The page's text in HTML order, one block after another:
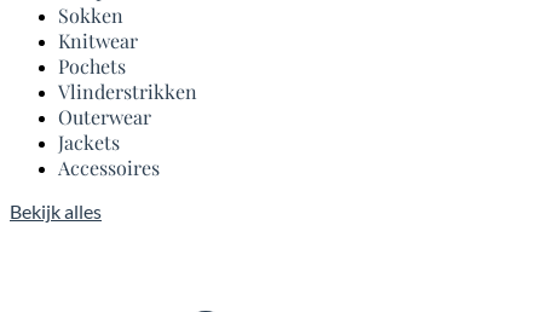
Sokken
Knitwear
Pochets
Vlinderstrikken
Outerwear
Jackets
Accessoires
Bekijk alles